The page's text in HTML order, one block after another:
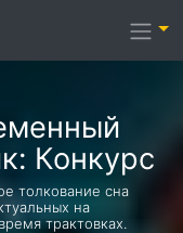
Конкурс
толкование сна
на
трактовках.